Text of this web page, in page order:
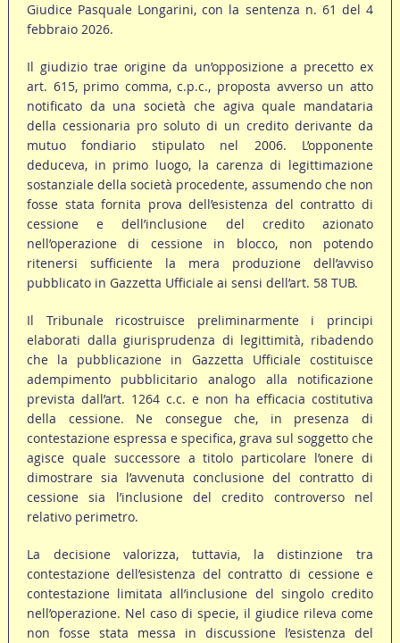
Giudice Pasquale Longarini, con la sentenza n. 61 del 4
febbraio 2026.
Il giudizio trae origine da un’opposizione a precetto ex
art. 615, primo comma, c.p.c., proposta avverso un atto
notificato da una società che agiva quale mandataria
della cessionaria pro soluto di un credito derivante da
mutuo fondiario stipulato nel 2006. L’opponente
deduceva, in primo luogo, la carenza di legittimazione
sostanziale della società procedente, assumendo che non
fosse stata fornita prova dell’esistenza del contratto di
cessione e dell’inclusione del credito azionato
nell’operazione di cessione in blocco, non potendo
ritenersi sufficiente la mera produzione dell’avviso
pubblicato in Gazzetta Ufficiale ai sensi dell’art. 58 TUB.
Il Tribunale ricostruisce preliminarmente i principi
elaborati dalla giurisprudenza di legittimità, ribadendo
che la pubblicazione in Gazzetta Ufficiale costituisce
adempimento pubblicitario analogo alla notificazione
prevista dall’art. 1264 c.c. e non ha efficacia costitutiva
della cessione. Ne consegue che, in presenza di
contestazione espressa e specifica, grava sul soggetto che
agisce quale successore a titolo particolare l’onere di
dimostrare sia l’avvenuta conclusione del contratto di
cessione sia l’inclusione del credito controverso nel
relativo perimetro.
La decisione valorizza, tuttavia, la distinzione tra
contestazione dell’esistenza del contratto di cessione e
contestazione limitata all’inclusione del singolo credito
nell’operazione. Nel caso di specie, il giudice rileva come
non fosse stata messa in discussione l’esistenza del